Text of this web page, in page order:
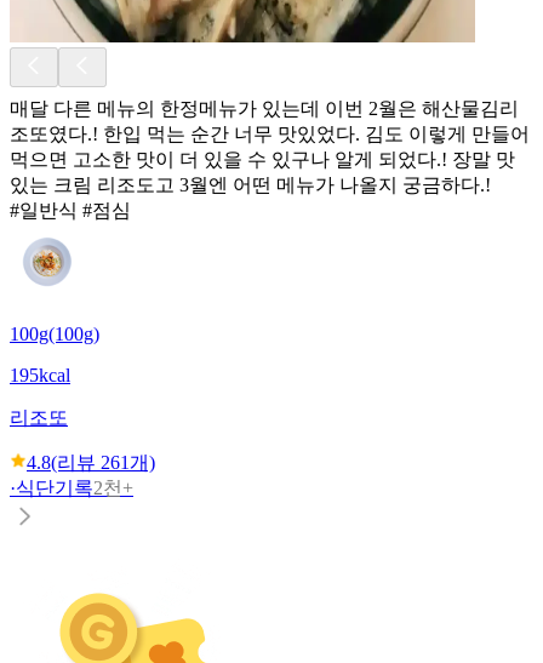
매달 다른 메뉴의 한정메뉴가 있는데 이번 2월은 해산물김리
조또였다.! 한입 먹는 순간 너무 맛있었다. 김도 이렇게 만들어
먹으면 고소한 맛이 더 있을 수 있구나 알게 되었다.! 장말 맛
있는 크림 리조도고 3월엔 어떤 메뉴가 나올지 궁금하다.!
#일반식 #점심
100g(100g)
195kcal
리조또
4.8(리뷰 261개)
·식단기록2천+